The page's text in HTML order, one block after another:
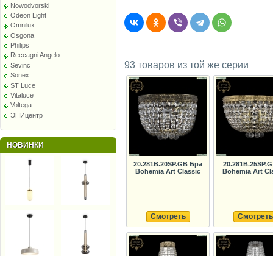
Nowodvorski
Odeon Light
Omnilux
Osgona
Philips
Reccagni Angelo
Sevinc
Sonex
ST Luce
Vitaluce
Voltega
ЭПИцентр
НОВИНКИ
93 товаров из той же серии
20.281B.20SP.GB Бра
Bohemia Art Classic
Смотреть
Bohemia Art
Смотреть